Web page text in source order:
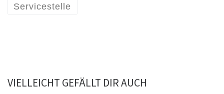
Servicestelle
VIELLEICHT GEFÄLLT DIR AUCH